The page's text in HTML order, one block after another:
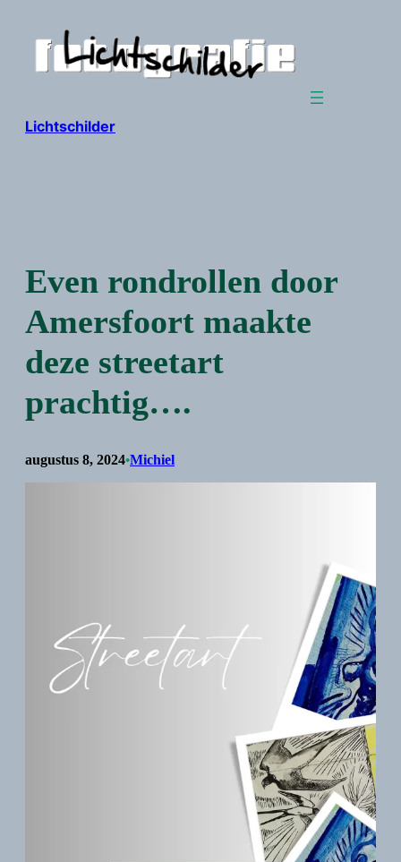
inhoud
Lichtschilder
Even rondrollen door
Amersfoort maakte
deze streetart
prachtig….
augustus 8, 2024•Michiel